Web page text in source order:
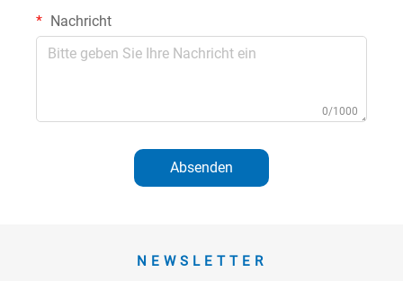
Nachricht
0/1000
Absenden
NEWSLETTER